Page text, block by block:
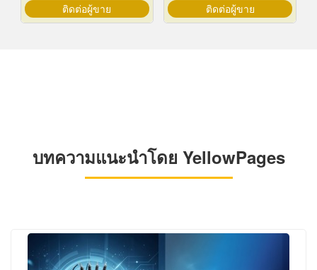
ติดต่อผู้ขาย ติดต่อผู้ขาย
บทความแนะนำโดย YellowPages